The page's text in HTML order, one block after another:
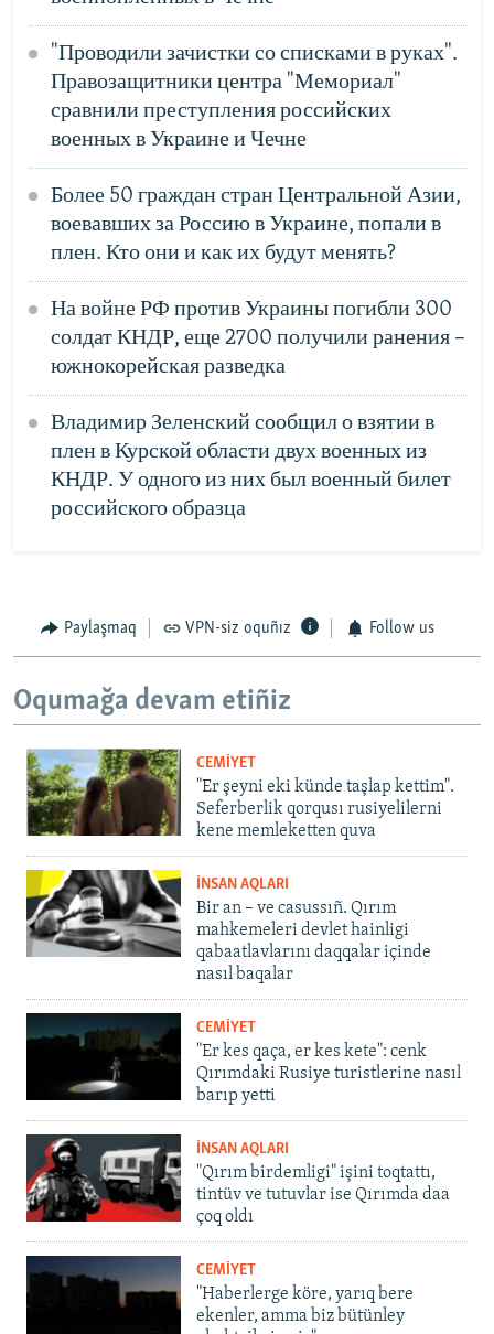
"Проводили зачистки со списками в руках".
Правозащитники центра "Мемориал"
сравнили преступления российских
военных в Украине и Чечне
Более 50 граждан стран Центральной Азии,
воевавших за Россию в Украине, попали в
плен. Кто они и как их будут менять?
На войне РФ против Украины погибли 300
солдат КНДР, еще 2700 получили ранения –
южнокорейская разведка
Владимир Зеленский сообщил о взятии в
плен в Курской области двух военных из
КНДР. У одного из них был военный билет
российского образца
Paylaşmaq VPN-siz oquñız Follow us
Oqumağa devam etiñiz
CEMİYET
"Er şeyni eki künde taşlap kettim".
Seferberlik qorqusı rusiyelilerni
kene memleketten quva
İNSAN AQLARI
Bir an – ve casussıñ. Qırım
mahkemeleri devlet hainligi
qabaatlavlarını daqqalar içinde
nasıl baqalar
CEMİYET
"Er kes qaça, er kes kete": cenk
Qırımdaki Rusiye turistlerine nasıl
barıp yetti
İNSAN AQLARI
"Qırım birdemligi" işini toqtattı,
tintüv ve tutuvlar ise Qırımda daa
çoq oldı
CEMİYET
"Haberlerge köre, yarıq bere
ekenler, amma biz bütünley